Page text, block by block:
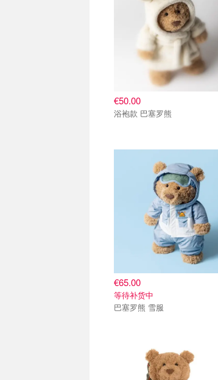
€50.00
浴袍款 巴塞罗熊
€65.00
等待补货中
巴塞罗熊 雪服